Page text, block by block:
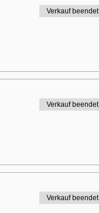
Verkauf beendet
Verkauf beendet
Verkauf beendet